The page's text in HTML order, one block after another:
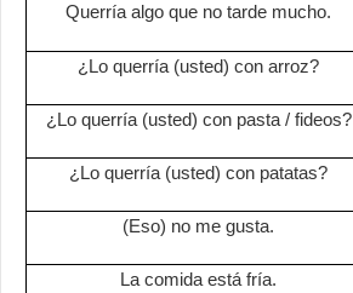
Querría algo que no tarde mucho.
¿Lo querría (usted) con arroz?
¿Lo querría (usted) con pasta / fideos?
¿Lo querría (usted) con patatas?
(Eso) no me gusta.
La comida está fría.